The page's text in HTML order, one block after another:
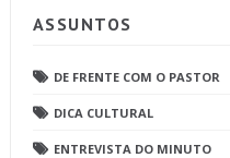
ASSUNTOS
DE FRENTE COM O PASTOR
DICA CULTURAL
ENTREVISTA DO MINUTO